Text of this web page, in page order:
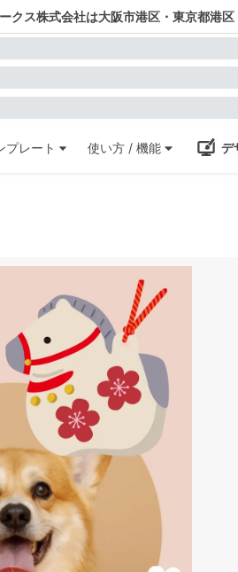
クス株式会社は大阪市港区・東京都港
プレート 使い方 / 機能 デ